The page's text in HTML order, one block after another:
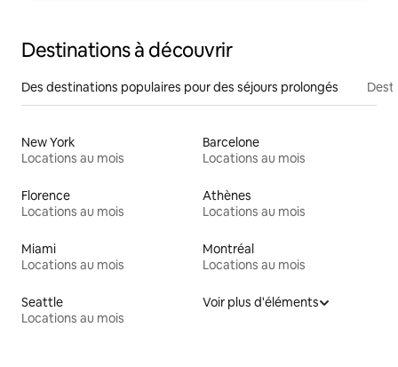
Destinations à découvrir
Des destinations populaires pour des séjours prolongés
New York
Locations au mois
Barcelone
Locations au mois
Florence
Locations au mois
Athènes
Locations au mois
Miami
Locations au mois
Montréal
Locations au mois
Seattle
Locations au mois
Voir plus d'éléments